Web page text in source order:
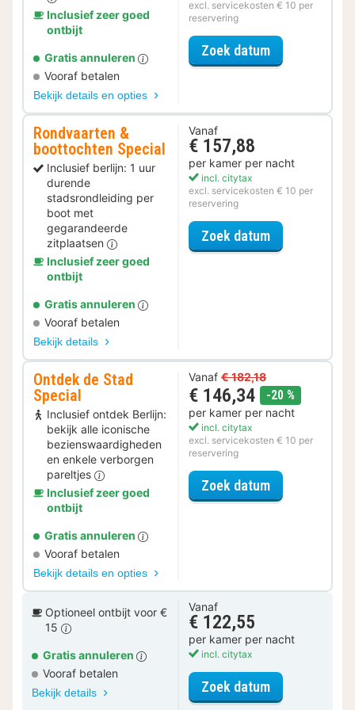
Inclusief zeer goed
ontbijt
Gratis annuleren
Vooraf betalen
Bekijk details en opties
excl. servicekosten € 10 per
reservering
Zoek datumvoor
Rondvaarten &
boottochten Special
Inclusief berlijn: 1 uur
durende
stadsrondleiding per
boot met
gegarandeerde
zitplaatsen
Inclusief zeer goed
ontbijt
Gratis annuleren
Vooraf betalen
Bekijk details
Vanaf
€ 157,88
per kamer per nacht
incl. citytax
excl. servicekosten € 10 per
reservering
Zoek datumvoor
Ontdek de Stad
Special
Inclusief ontdek Berlijn:
bekijk alle iconische
bezienswaardigheden
en enkele verborgen
pareltjes
Inclusief zeer goed
ontbijt
Gratis annuleren
Vooraf betalen
Bekijk details en opties
Vanaf € 182,18
€ 146,34 -20 %
per kamer per nacht
incl. citytax
excl. servicekosten € 10 per
reservering
Zoek datumvoor Ontdek
Optioneel ontbijt voor €
15
Gratis annuleren
Vooraf betalen
Bekijk details
Vanaf
€ 122,55
per kamer per nacht
incl. citytax
Zoek datumvoor